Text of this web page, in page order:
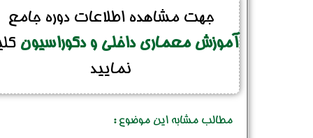
جهت مشاهده اطلاعات دوره جامع
آموزش معماری داخلی و دکوراسیون
نمایید
مطالب مشابه این موضوع :